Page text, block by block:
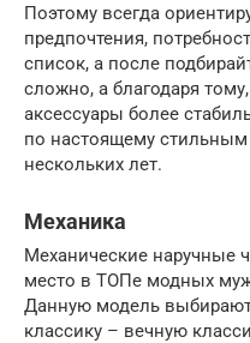
Поэтому всегда
предпочтения,
список, а после
сложно, а благодаря
аксессуары более
по настоящему
нескольких лет.
Механика
Механические наручные
место в ТОПе модных
Данную модель
классику – вечную